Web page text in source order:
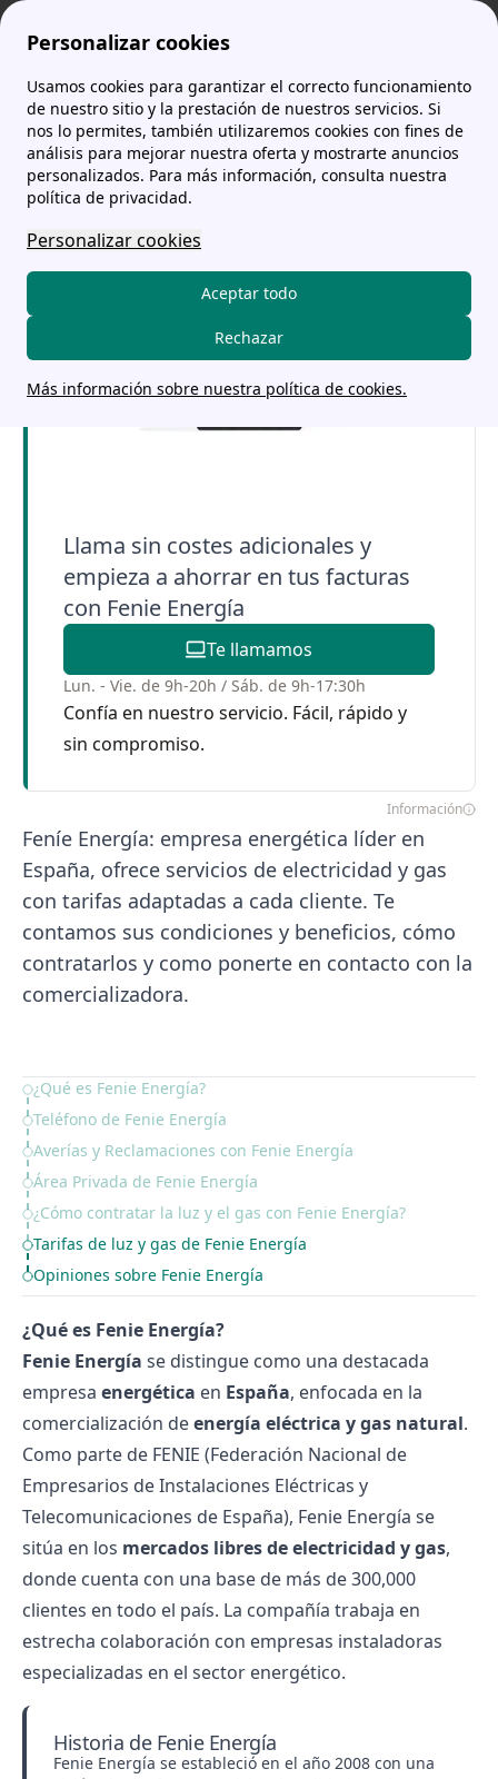
Personalizar cookies
Usamos cookies para garantizar el correcto funcionamiento
de nuestro sitio y la prestación de nuestros servicios. Si
nos lo permites, también utilizaremos cookies con fines de
análisis para mejorar nuestra oferta y mostrarte anuncios
personalizados. Para más información, consulta nuestra
política de privacidad.
Personalizar cookies
Aceptar todo
Rechazar
Más información sobre nuestra política de cookies.
comparador-tarifas.es Feníe Energía: opiniones, teléfono y tarifas
Feníe Energía: opiniones,
teléfono y tarifas
Llama sin costes adicionales y
empieza a ahorrar en tus facturas
con Fenie Energía
Te llamamos
Lun. - Vie. de 9h-20h / Sáb. de 9h-17:30h
Confía en nuestro servicio. Fácil, rápido y
sin compromiso.
Información
Feníe Energía: empresa energética líder en
España, ofrece servicios de electricidad y gas
con tarifas adaptadas a cada cliente. Te
contamos sus condiciones y beneficios, cómo
contratarlos y como ponerte en contacto con la
comercializadora.
Table of Contents
¿Qué es Fenie Energía?
Teléfono de Fenie Energía
Averías y Reclamaciones con Fenie Energía
Área Privada de Fenie Energía
¿Cómo contratar la luz y el gas con Fenie Energía?
Tarifas de luz y gas de Fenie Energía
Opiniones sobre Fenie Energía
¿Qué es Fenie Energía?
Fenie Energía se distingue como una destacada
empresa energética en España, enfocada en la
comercialización deenergía eléctrica y gas natural.
Como parte de FENIE (Federación Nacional de
Empresarios de Instalaciones Eléctricas y
Telecomunicaciones de España), Fenie Energía se
sitúa en los mercados libres de electricidad y gas,
donde cuenta con una base de más de 300,000
clientes en todo el país. La compañía trabaja en
estrecha colaboración con empresas instaladoras
especializadas en el sector energético.
Historia de Fenie Energía
Fenie Energía se estableció en el año 2008 con una